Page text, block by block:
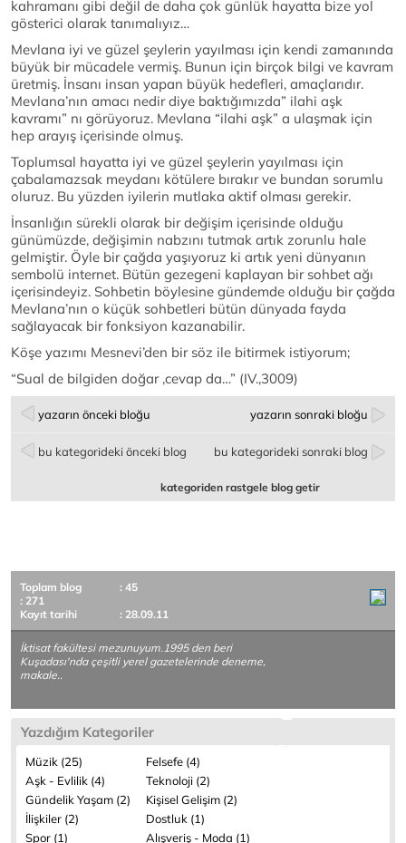
kahramanı gibi değil de daha çok günlük hayatta bize yol
gösterici olarak tanımalıyız…
Mevlana iyi ve güzel şeylerin yayılması için kendi zamanında
büyük bir mücadele vermiş. Bunun için birçok bilgi ve kavram
üretmiş. İnsanı insan yapan büyük hedefleri, amaçlarıdır.
Mevlana’nın amacı nedir diye baktığımızda” ilahi aşk
kavramı” nı görüyoruz. Mevlana “ilahi aşk” a ulaşmak için
hep arayış içerisinde olmuş.
Toplumsal hayatta iyi ve güzel şeylerin yayılması için
çabalamazsak meydanı kötülere bırakır ve bundan sorumlu
oluruz. Bu yüzden iyilerin mutlaka aktif olması gerekir.
İnsanlığın sürekli olarak bir değişim içerisinde olduğu
günümüzde, değişimin nabzını tutmak artık zorunlu hale
gelmiştir. Öyle bir çağda yaşıyoruz ki artık yeni dünyanın
sembolü internet. Bütün gezegeni kaplayan bir sohbet ağı
içerisindeyiz. Sohbetin böylesine gündemde olduğu bir çağda
Mevlana’nın o küçük sohbetleri bütün dünyada fayda
sağlayacak bir fonksiyon kazanabilir.
Köşe yazımı Mesnevi’den bir söz ile bitirmek istiyorum;
“Sual de bilgiden doğar ,cevap da…” (IV.,3009)
yazarın önceki bloğu yazarın sonraki bloğu
bu kategorideki önceki blog bu kategorideki sonraki blog
kategoriden rastgele blog getir
Toplam blog
: 45
: 271
Kayıt tarihi
: 28.09.11
İktisat fakültesi mezunuyum.1995 den beri
Kuşadası'nda çeşitli yerel gazetelerinde deneme,
makale..
Yazdığım Kategoriler
Müzik (25)
Felsefe (4)
Aşk - Evlilik (4)
Teknoloji (2)
Gündelik Yaşam (2)
Kişisel Gelişim (2)
İlişkiler (2)
Dostluk (1)
Spor (1)
Alışveriş - Moda (1)